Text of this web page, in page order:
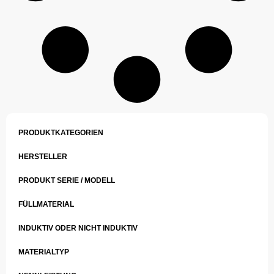
PRODUKTKATEGORIEN
HERSTELLER
PRODUKT SERIE / MODELL
FÜLLMATERIAL
INDUKTIV ODER NICHT INDUKTIV
MATERIALTYP